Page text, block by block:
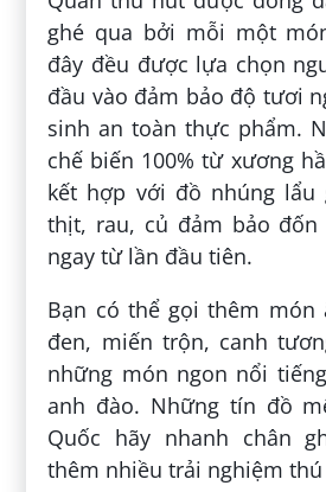
ghé qua bởi mỗi một
đây đều được lựa chọn
đầu vào đảm bảo độ tươi
sinh an toàn thực phẩm.
chế biến 100% từ xương
kết hợp với đồ nhúng lẩu
thịt, rau, củ đảm bảo
ngay từ lần đầu tiên.
Bạn có thể gọi thêm món
đen, miến trộn, canh
những món ngon nổi
anh đào. Những tín đồ
Quốc hãy nhanh chân
thêm nhiều trải nghiệm thú